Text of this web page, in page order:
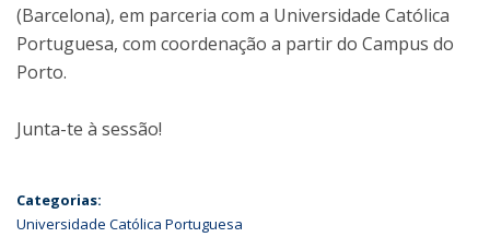
(Barcelona), em parceria com a Universidade Católica
Portuguesa, com coordenação a partir do Campus do
Porto.
Junta-te à sessão!
Categorias:
Universidade Católica Portuguesa